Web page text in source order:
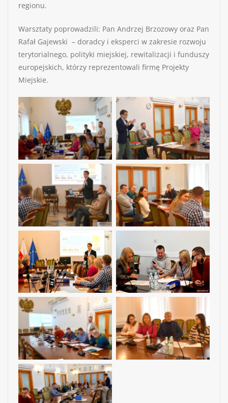
regionu.
Warsztaty poprowadzili: Pan Andrzej Brzozowy oraz Pan
Rafał Gajewski – doradcy i eksperci w zakresie rozwoju
terytorialnego, polityki miejskiej, rewitalizacji i funduszy
europejskich, którzy reprezentowali firmę Projekty
Miejskie.